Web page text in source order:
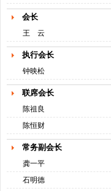
会长
王 云
执行会长
钟映松
联席会长
陈祖良
陈恒财
常务副会长
龚一平
石明德